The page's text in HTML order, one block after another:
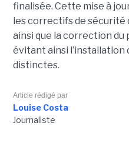
finalisée. Cette mise à
les correctifs de sécurité
ainsi que la correction
évitant ainsi l’installation
distinctes.
Article rédigé par
Louise Costa
Journaliste